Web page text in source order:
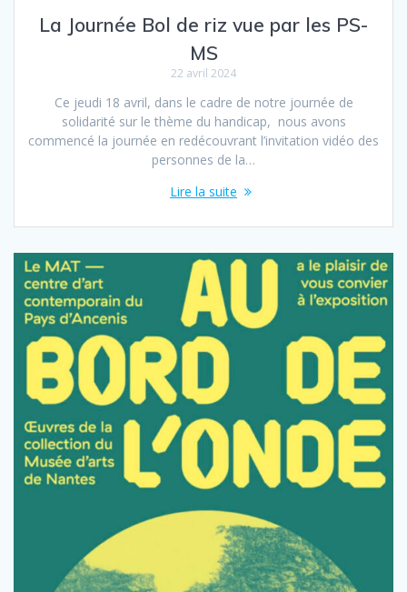
La Journée Bol de riz vue par les PS-
MS
22 avril 2024
Ce jeudi 18 avril, dans le cadre de notre journée de
solidarité sur le thème du handicap, nous avons
commencé la journée en redécouvrant l’invitation vidéo des
personnes de la…
Lire la suite